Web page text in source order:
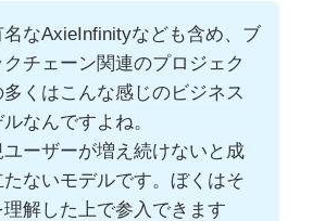
名なAxieInfinityなども含め、ブ
クチェーン関連のプロジェク
多くはこんな感じのビジネス
なんですよね。
ユーザーが増え続けないと成
たないモデルです。ぼくはそ
理解した上で参入できます